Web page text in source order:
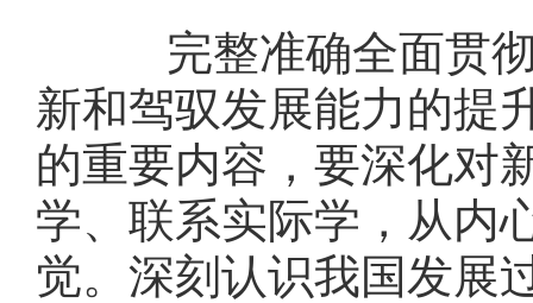
完整准确全面贯彻
新和驾驭发展能力的提
的重要内容，要深化对
学、联系实际学，从内
觉。深刻认识我国发展